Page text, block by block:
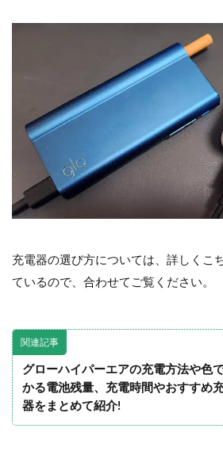
充電器の選び方については、詳しくこ
ているので、合わせてご覧ください。
関連記事
グローハイパーエアの充電方法や色
かる電池残量、充電時間やおすすめ
器をまとめて紹介!